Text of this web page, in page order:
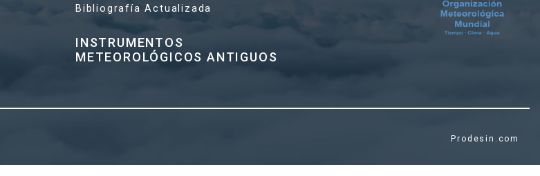
Bibliografía Actualizada
INSTRUMENTOS
METEOROLÓGICOS ANTIGUOS
Prodesin.com